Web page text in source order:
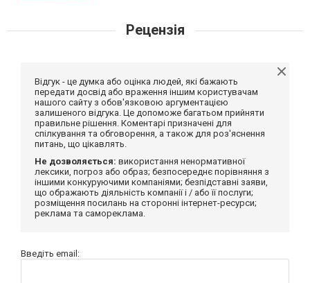
Рецензія
Відгук - це думка або оцінка людей, які бажають
передати досвід або враження іншим користувачам
нашого сайту з обов'язковою аргументацією
залишеного відгука. Це допоможе багатьом прийняти
правильне рішення. Коментарі призначені для
спілкування та обговорення, а також для роз'яснення
питань, що цікавлять.
Не дозволяється: використання ненормативної
лексики, погроз або образ; безпосереднє порівняння з
іншими конкуруючими компаніями; безпідставні заяви,
що ображають діяльність компанії і / або її послуги;
розміщення посилань на сторонні інтернет-ресурси;
реклама та самореклама.
Введіть email: